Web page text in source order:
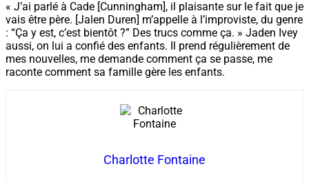
« J’ai parlé à Cade [Cunningham], il plaisante sur le fait que je
vais être père. [Jalen Duren] m’appelle à l’improviste, du genre
: “Ça y est, c’est bientôt ?” Des trucs comme ça. » Jaden Ivey
aussi, on lui a confié des enfants. Il prend régulièrement de
mes nouvelles, me demande comment ça se passe, me
raconte comment sa famille gère les enfants.
Charlotte Fontaine